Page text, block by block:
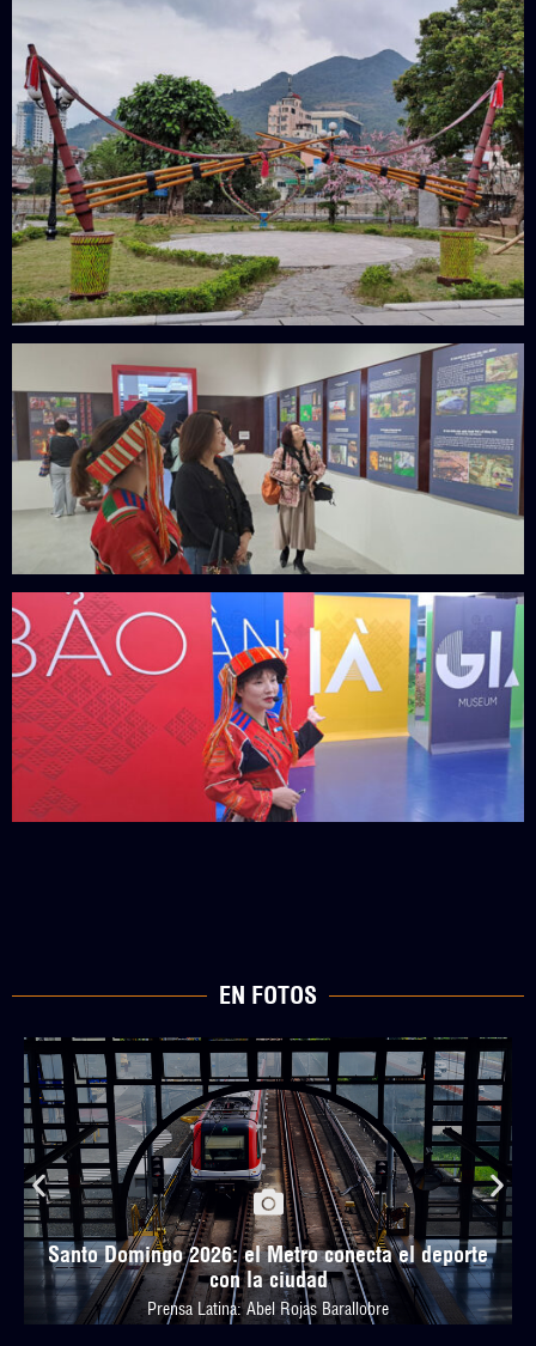
EN FOTOS
Santo Domingo 2026: el Metro conecta el deporte
con la ciudad
Prensa Latina: Abel Rojas Barallobre